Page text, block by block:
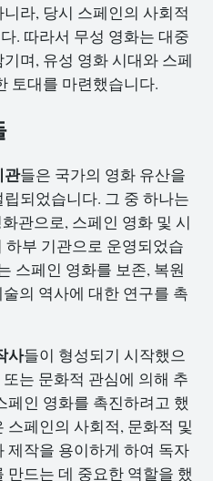
라, 당시 스페인의 사회적
. 따라서 무성 영화는 대중
며, 유성 영화 시대와 스페
토대를 마련했습니다.
관들은 국가의 영화 유산을
되었습니다. 그 중 하나는
관으로, 스페인 영화 및 시
부 기관으로 운영되었습
스페인 영화를 보존, 복원
의 역사에 대한 연구를 촉
사들이 형성되기 시작했으
는 문화적 관심에 의해 추
페인 영화를 촉진하려고 했
페인의 사회적, 문화적 및
제작을 용이하게 하여 독자
드는 데 중요한 역할을 했